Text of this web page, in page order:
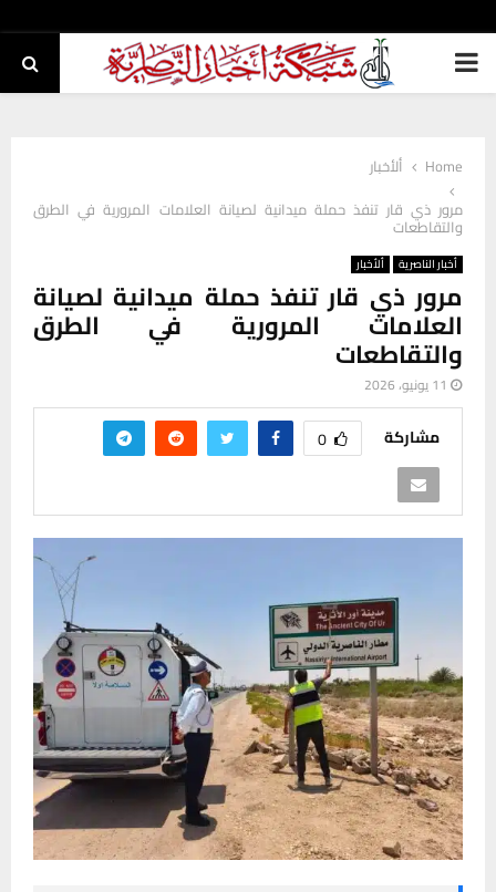
PRIMARY
Home
ألأخبار
مرور ذي قار تنفذ حملة ميدانية لصيانة العلامات المرورية في الطرق
والتقاطعات
أخبار الناصرية ألأخبار
مرور ذي قار تنفذ حملة ميدانية لصيانة
العلامات المرورية في الطرق
والتقاطعات
11 يونيو، 2026
مشاركة 0